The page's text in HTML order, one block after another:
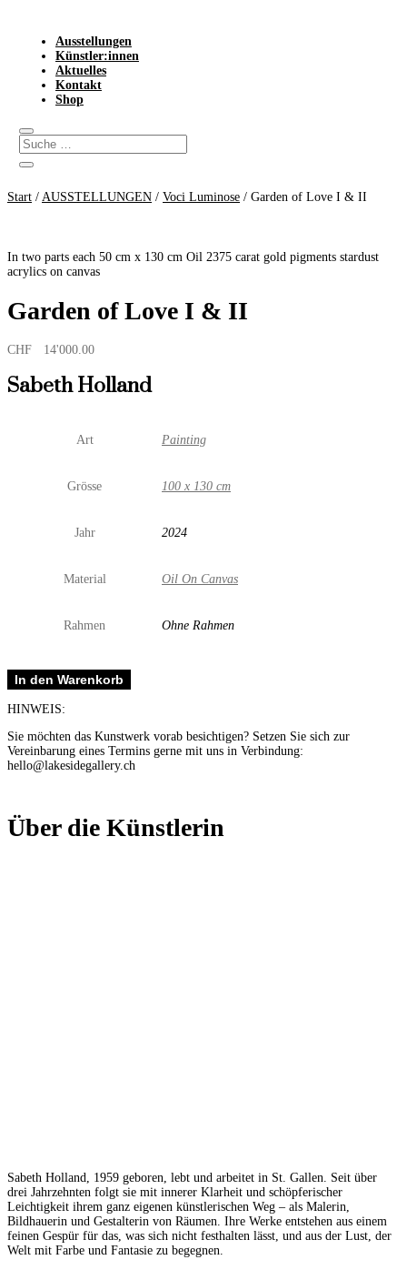
Ausstellungen
Künstler:innen
Aktuelles
Kontakt
Shop
Start / AUSSTELLUNGEN / Voci Luminose / Garden of Love I & II
In two parts each 50 cm x 130 cm Oil 2375 carat gold pigments stardust
acrylics on canvas
Garden of Love I & II
CHF 14'000.00
Sabeth Holland
Art Painting
Grösse 100 x 130 cm
Jahr 2024
Material Oil On Canvas
Rahmen Ohne Rahmen
Garden
of
Love
&
II
Menge
In den Warenkorb
HINWEIS:
Sie möchten das Kunstwerk vorab besichtigen? Setzen Sie sich zur
Vereinbarung eines Termins gerne mit uns in Verbindung:
hello@lakesidegallery.ch
Über die Künstlerin
Sabeth Holland, 1959 geboren, lebt und arbeitet in St. Gallen. Seit über
drei Jahrzehnten folgt sie mit innerer Klarheit und schöpferischer
Leichtigkeit ihrem ganz eigenen künstlerischen Weg – als Malerin,
Bildhauerin und Gestalterin von Räumen. Ihre Werke entstehen aus einem
feinen Gespür für das, was sich nicht festhalten lässt, und aus der Lust, der
Welt mit Farbe und Fantasie zu begegnen.